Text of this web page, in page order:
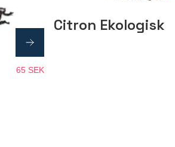
65 SEK
Citron Ekologisk